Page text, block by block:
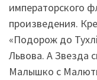
императорского
произведения.
«Подорож до
Львова. А Звезда
Малышко с